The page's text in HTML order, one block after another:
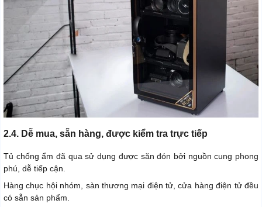
2.4. Dễ mua, sẵn hàng, được kiểm tra trực tiếp
Tủ chống ẩm đã qua sử dụng được săn đón bởi nguồn cung phong
phú, dễ tiếp cận.
Hàng chục hội nhóm, sàn thương mại điện tử, cửa hàng điện tử đều
có sẵn sản phẩm.